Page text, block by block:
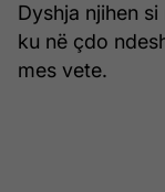
Dyshja njihen
ku në çdo
mes vete.